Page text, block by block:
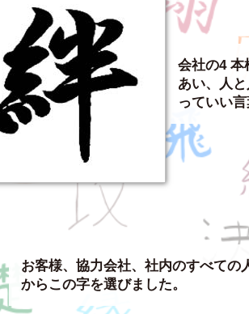
会社の4 本
あい、人
っていい言
お客様、協力会社、社内のすべての
からこの字を選びました。